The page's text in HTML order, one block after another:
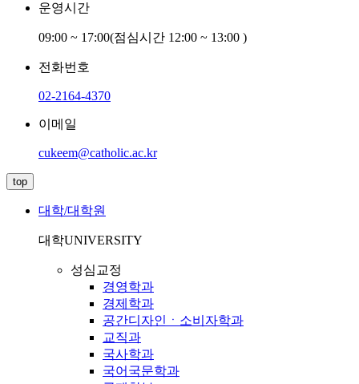
운영시간
09:00 ~ 17:00(점심시간 12:00 ~ 13:00 )
전화번호
02-2164-4370
이메일
cukeem@catholic.ac.kr
top
대학/대학원
대학UNIVERSITY
성심교정
경영학과
경제학과
공간디자인ㆍ소비자학과
교직과
국사학과
국어국문학과